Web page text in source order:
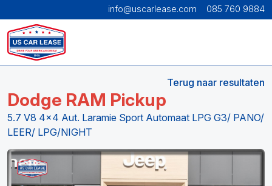
info@uscarlease.com 085 760 9884
Terug naar resultaten
Dodge RAM Pickup
5.7 V8 4x4 Aut. Laramie Sport Automaat LPG G3/ PANO/
LEER/ LPG/NIGHT